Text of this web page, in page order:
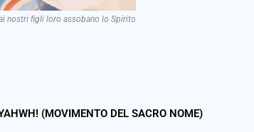
nostri figli loro assobano lo Spirito
(MOVIMENTO DEL SACRO NOME)